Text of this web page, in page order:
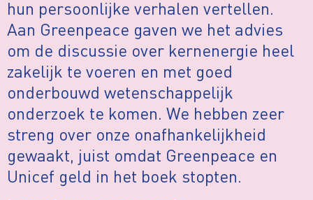
hun persoonlijke verhalen vertellen.
Aan Greenpeace gaven we het advies
om de discussie over kernenergie heel
zakelijk te voeren en met goed
onderbouwd wetenschappelijk
onderzoek te komen. We hebben zeer
streng over onze onafhankelijkheid
gewaakt, juist omdat Greenpeace en
Unicef geld in het boek stopten.